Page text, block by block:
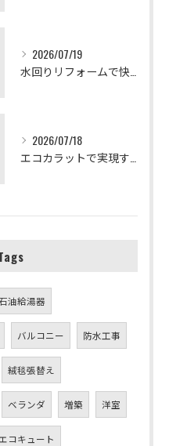
2026/07/19
2026/07/18
油給湯器
バルコニー 防水工事
絨毯張替え
ベランダ 増築 洋室
コキュート